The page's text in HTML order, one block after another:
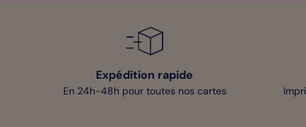
Expédition rapide
En 24h-48h pour toutes nos cartes